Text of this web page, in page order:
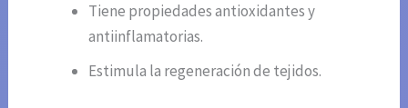
Tiene propiedades antioxidantes y
antiinflamatorias.
Estimula la regeneración de tejidos.